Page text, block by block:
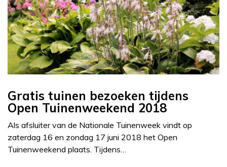
Gratis tuinen bezoeken tijdens
Open Tuinenweekend 2018
Als afsluiter van de Nationale Tuinenweek vindt op
zaterdag 16 en zondag 17 juni 2018 het Open
Tuinenweekend plaats. Tijdens…